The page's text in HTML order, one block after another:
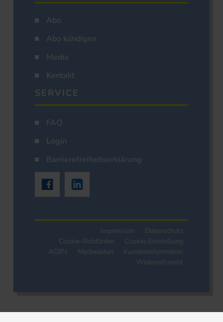
Abo
Abo kündigen
Media
Kontakt
SERVICE
FAQ
Login
Barrierefreiheitserklärung
Impressum
Datenschutz
Cookie-Richtlinien
Cookie-Einstellung
AGB's
Mediadaten
Kundeninformation
Widerrufsrecht